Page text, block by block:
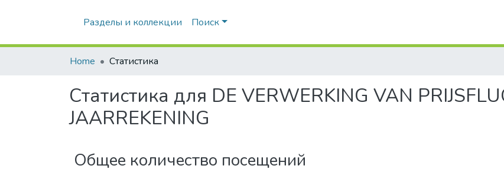
Разделы и коллекции Поиск
Home Статистика
Статистика для DE VERWERKING VAN
JAARREKENING
Общее количество посещений